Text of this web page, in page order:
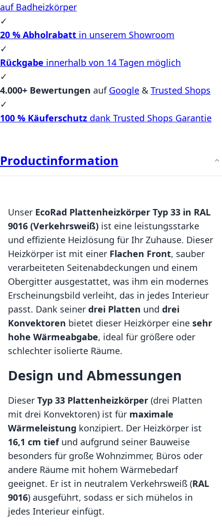
auf Badheizkörper
✓
20 % Abholrabatt in unserem Showroom
✓
Rückgabe innerhalb von 14 Tagen möglich
✓
4.000+ Bewertungen auf Google & Trusted Shops
✓
100 % Käuferschutz dank Trusted Shops Garantie
Productinformation
Unser EcoRad Plattenheizkörper Typ 33 in RAL
9016 (Verkehrsweiß) ist eine leistungsstarke
und effiziente Heizlösung für Ihr Zuhause. Dieser
Heizkörper ist mit einer Flachen Front, sauber
verarbeiteten Seitenabdeckungen und einem
Obergitter ausgestattet, was ihm ein modernes
Erscheinungsbild verleiht, das in jedes Interieur
passt. Dank seiner drei Platten und drei
Konvektoren bietet dieser Heizkörper eine sehr
hohe Wärmeabgabe, ideal für größere oder
schlechter isolierte Räume.
Design und Abmessungen
Dieser Typ 33 Plattenheizkörper (drei Platten
mit drei Konvektoren) ist für maximale
Wärmeleistung konzipiert. Der Heizkörper ist
16,1 cm tiefund aufgrund seiner Bauweise
besonders für große Wohnzimmer, Büros oder
andere Räume mit hohem Wärmebedarf
geeignet. Er ist in neutralem Verkehrsweiß (RAL
9016) ausgeführt, sodass er sich mühelos in
jedes Interieur einfügt.